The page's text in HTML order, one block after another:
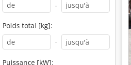
-
Poids total [kg]:
-
Puissance [kW]: